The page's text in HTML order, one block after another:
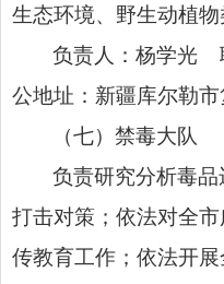
生态环境、野生动植物
负责人：杨学光
公地址：新疆库尔勒
（七）禁毒大队
负责研究分析毒品
打击对策；依法对全
传教育工作；依法开